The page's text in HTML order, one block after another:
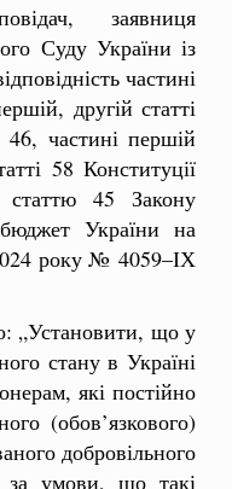
заявниця
Суду України із
частині
другій статті
частині першій
58 Конституції
статтю 45 Закону
України на
року № 4059–ІХ
„Установити, що у
стану в Україні
які постійно
(обов’язкового)
добровільного
за умови, що такі